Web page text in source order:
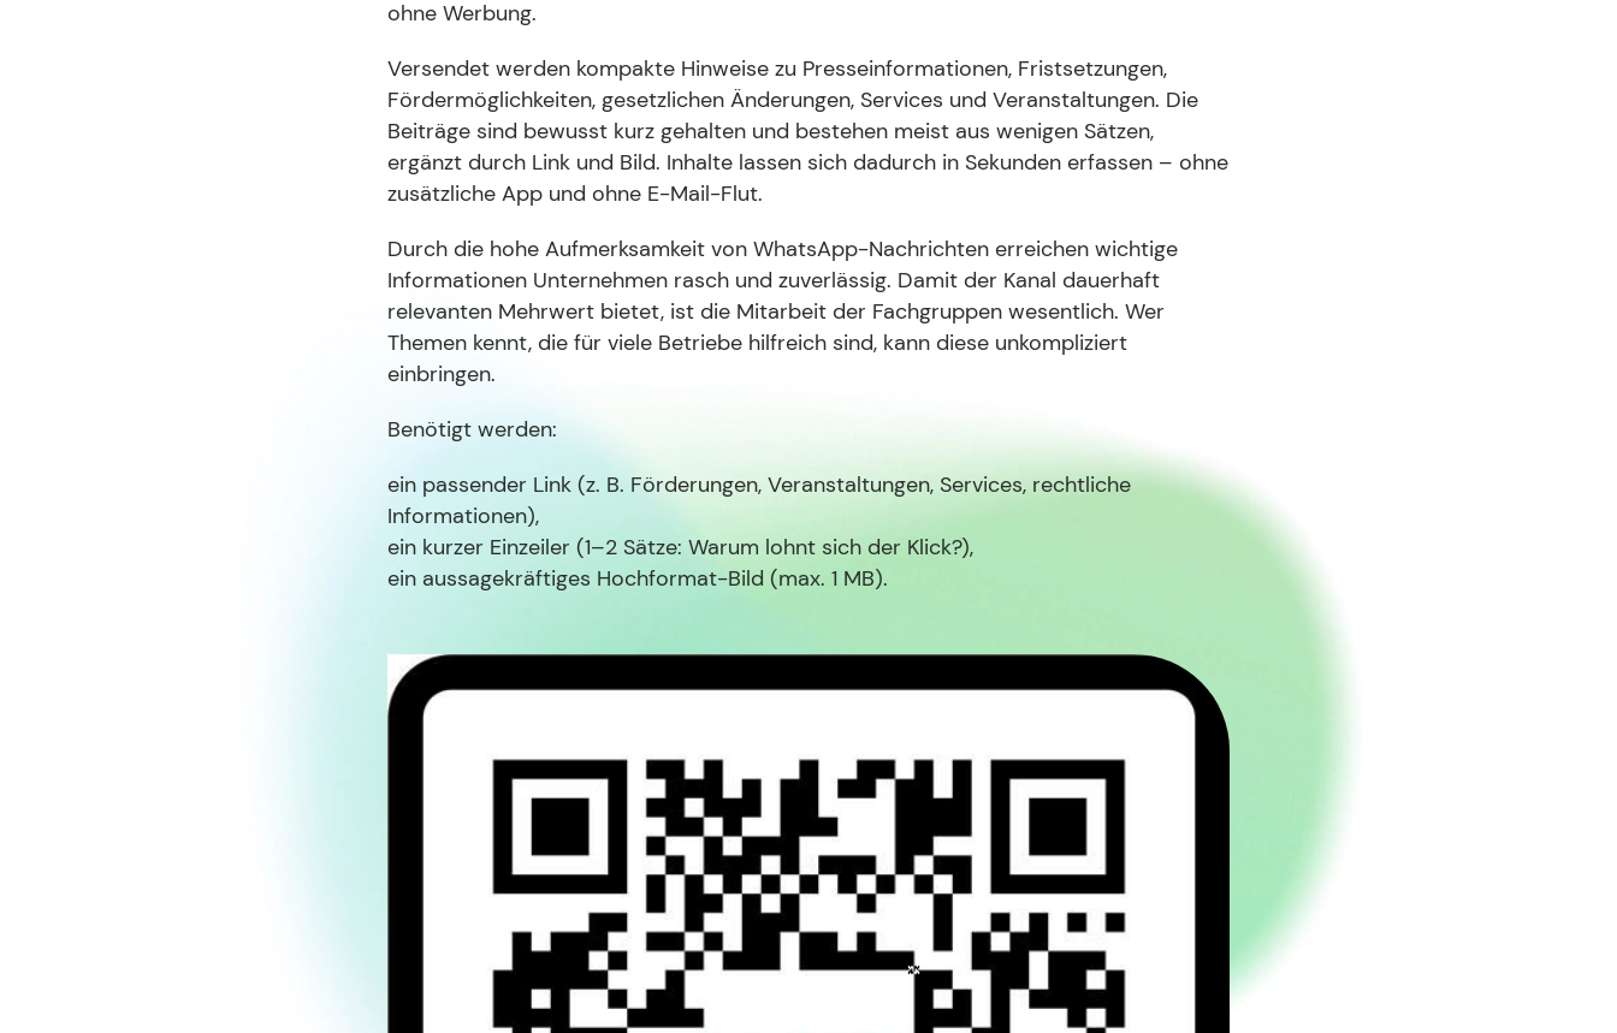
ohne Werbung.
Versendet werden kompakte Hinweise zu Presseinformationen, Fristsetzungen,
Fördermöglichkeiten, gesetzlichen Änderungen, Services und Veranstaltungen. Die
Beiträge sind bewusst kurz gehalten und bestehen meist aus wenigen Sätzen,
ergänzt durch Link und Bild. Inhalte lassen sich dadurch in Sekunden erfassen – ohne
zusätzliche App und ohne E-Mail-Flut.
Durch die hohe Aufmerksamkeit von WhatsApp-Nachrichten erreichen wichtige
Informationen Unternehmen rasch und zuverlässig. Damit der Kanal dauerhaft
relevanten Mehrwert bietet, ist die Mitarbeit der Fachgruppen wesentlich. Wer
Themen kennt, die für viele Betriebe hilfreich sind, kann diese unkompliziert
einbringen.
Benötigt werden:
ein passender Link (z. B. Förderungen, Veranstaltungen, Services, rechtliche
Informationen),
ein kurzer Einzeiler (1–2 Sätze: Warum lohnt sich der Klick?),
ein aussagekräftiges Hochformat-Bild (max. 1 MB).